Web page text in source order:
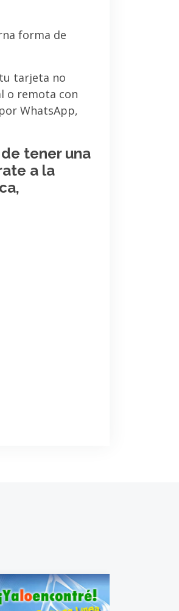
forma de
tarjeta no
o remota con
WhatsApp,
tener una
a la